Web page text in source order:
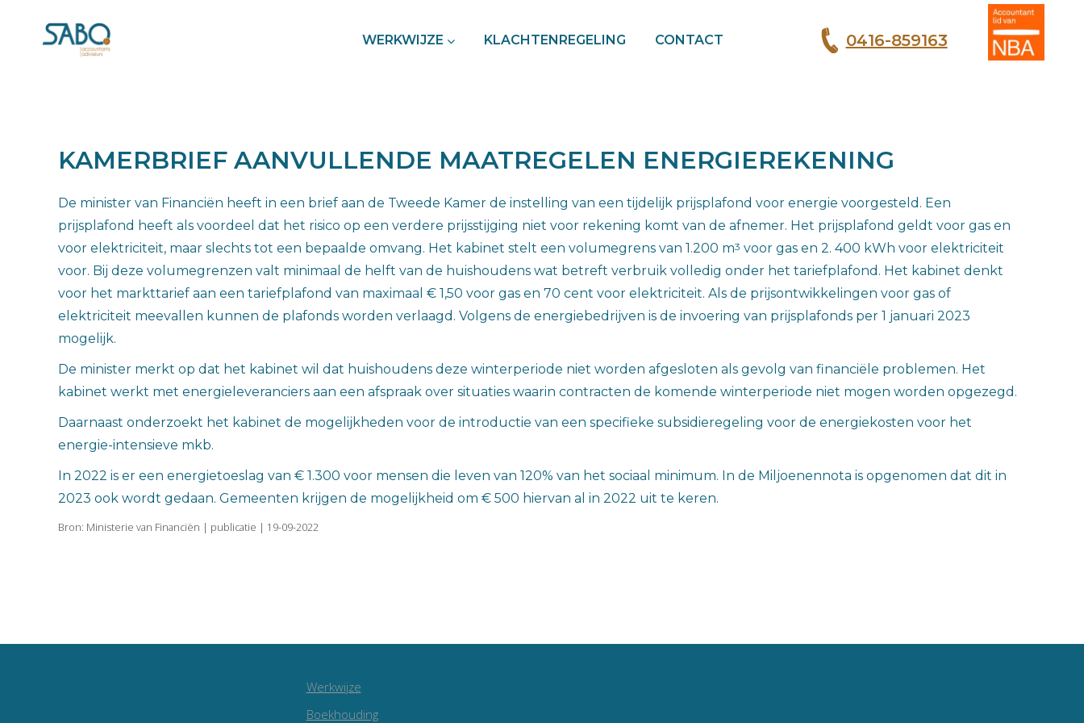
WERKWIJZE KLACHTENREGELING CONTACT 0416-859163
KAMERBRIEF AANVULLENDE MAATREGELEN ENERGIEREKENING
De minister van Financiën heeft in een brief aan de Tweede Kamer de instelling van een tijdelijk prijsplafond voor energie voorgesteld. Een
prijsplafond heeft als voordeel dat het risico op een verdere prijsstijging niet voor rekening komt van de afnemer. Het prijsplafond geldt voor gas en
voor elektriciteit, maar slechts tot een bepaalde omvang. Het kabinet stelt een volumegrens van 1.200 m3 voor gas en 2. 400 kWh voor elektriciteit
voor. Bij deze volumegrenzen valt minimaal de helft van de huishoudens wat betreft verbruik volledig onder het tariefplafond. Het kabinet denkt
voor het markttarief aan een tariefplafond van maximaal € 1,50 voor gas en 70 cent voor elektriciteit. Als de prijsontwikkelingen voor gas of
elektriciteit meevallen kunnen de plafonds worden verlaagd. Volgens de energiebedrijven is de invoering van prijsplafonds per 1 januari 2023
mogelijk.
De minister merkt op dat het kabinet wil dat huishoudens deze winterperiode niet worden afgesloten als gevolg van financiële problemen. Het
kabinet werkt met energieleveranciers aan een afspraak over situaties waarin contracten de komende winterperiode niet mogen worden opgezegd.
Daarnaast onderzoekt het kabinet de mogelijkheden voor de introductie van een specifieke subsidieregeling voor de energiekosten voor het
energie-intensieve mkb.
In 2022 is er een energietoeslag van € 1.300 voor mensen die leven van 120% van het sociaal minimum. In de Miljoenennota is opgenomen dat dit in
2023 ook wordt gedaan. Gemeenten krijgen de mogelijkheid om € 500 hiervan al in 2022 uit te keren.
Bron: Ministerie van Financiën | publicatie | 19-09-2022
Werkwijze
Boekhouding